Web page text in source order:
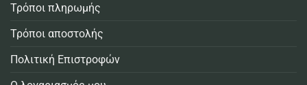
Τρόποι πληρωμής
Τρόποι αποστολής
Πολιτική Επιστροφών